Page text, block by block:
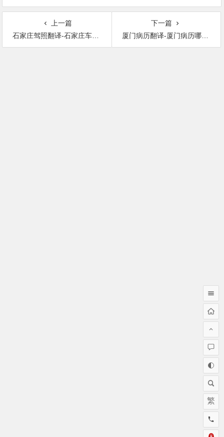
上一篇
石家庄驾照翻译-石家庄车管所认可的翻译公司
下一篇
厦门病历翻译-厦门病历哪里可以翻译？
繁